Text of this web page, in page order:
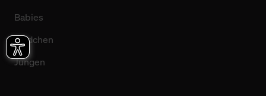
Babies
Mädchen
Jungen